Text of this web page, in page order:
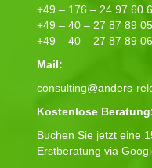
+49 – 176 – 24 97 60
+49 – 40 – 27 87 89
+49 – 40 – 27 87 89
Mail:
consulting@anders-
Kostenlose
Buchen Sie jetzt eine
Erstberatung via